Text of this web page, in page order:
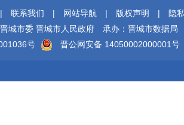
| 联系我们 | 网站导航 | 版权声明 |
隐
城市委 晋城市人民政府
承办：晋城市数据局
号
晋公网安备 14050002000001号